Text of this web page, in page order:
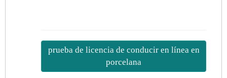
prueba de licencia de conducir en línea en
porcelana